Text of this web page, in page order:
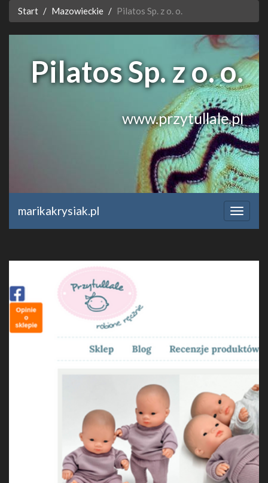
Start Mazowieckie Pilatos Sp. z o. o.
Pilatos Sp. z o. o.
www.przytullale.pl
marikakrysiak.pl